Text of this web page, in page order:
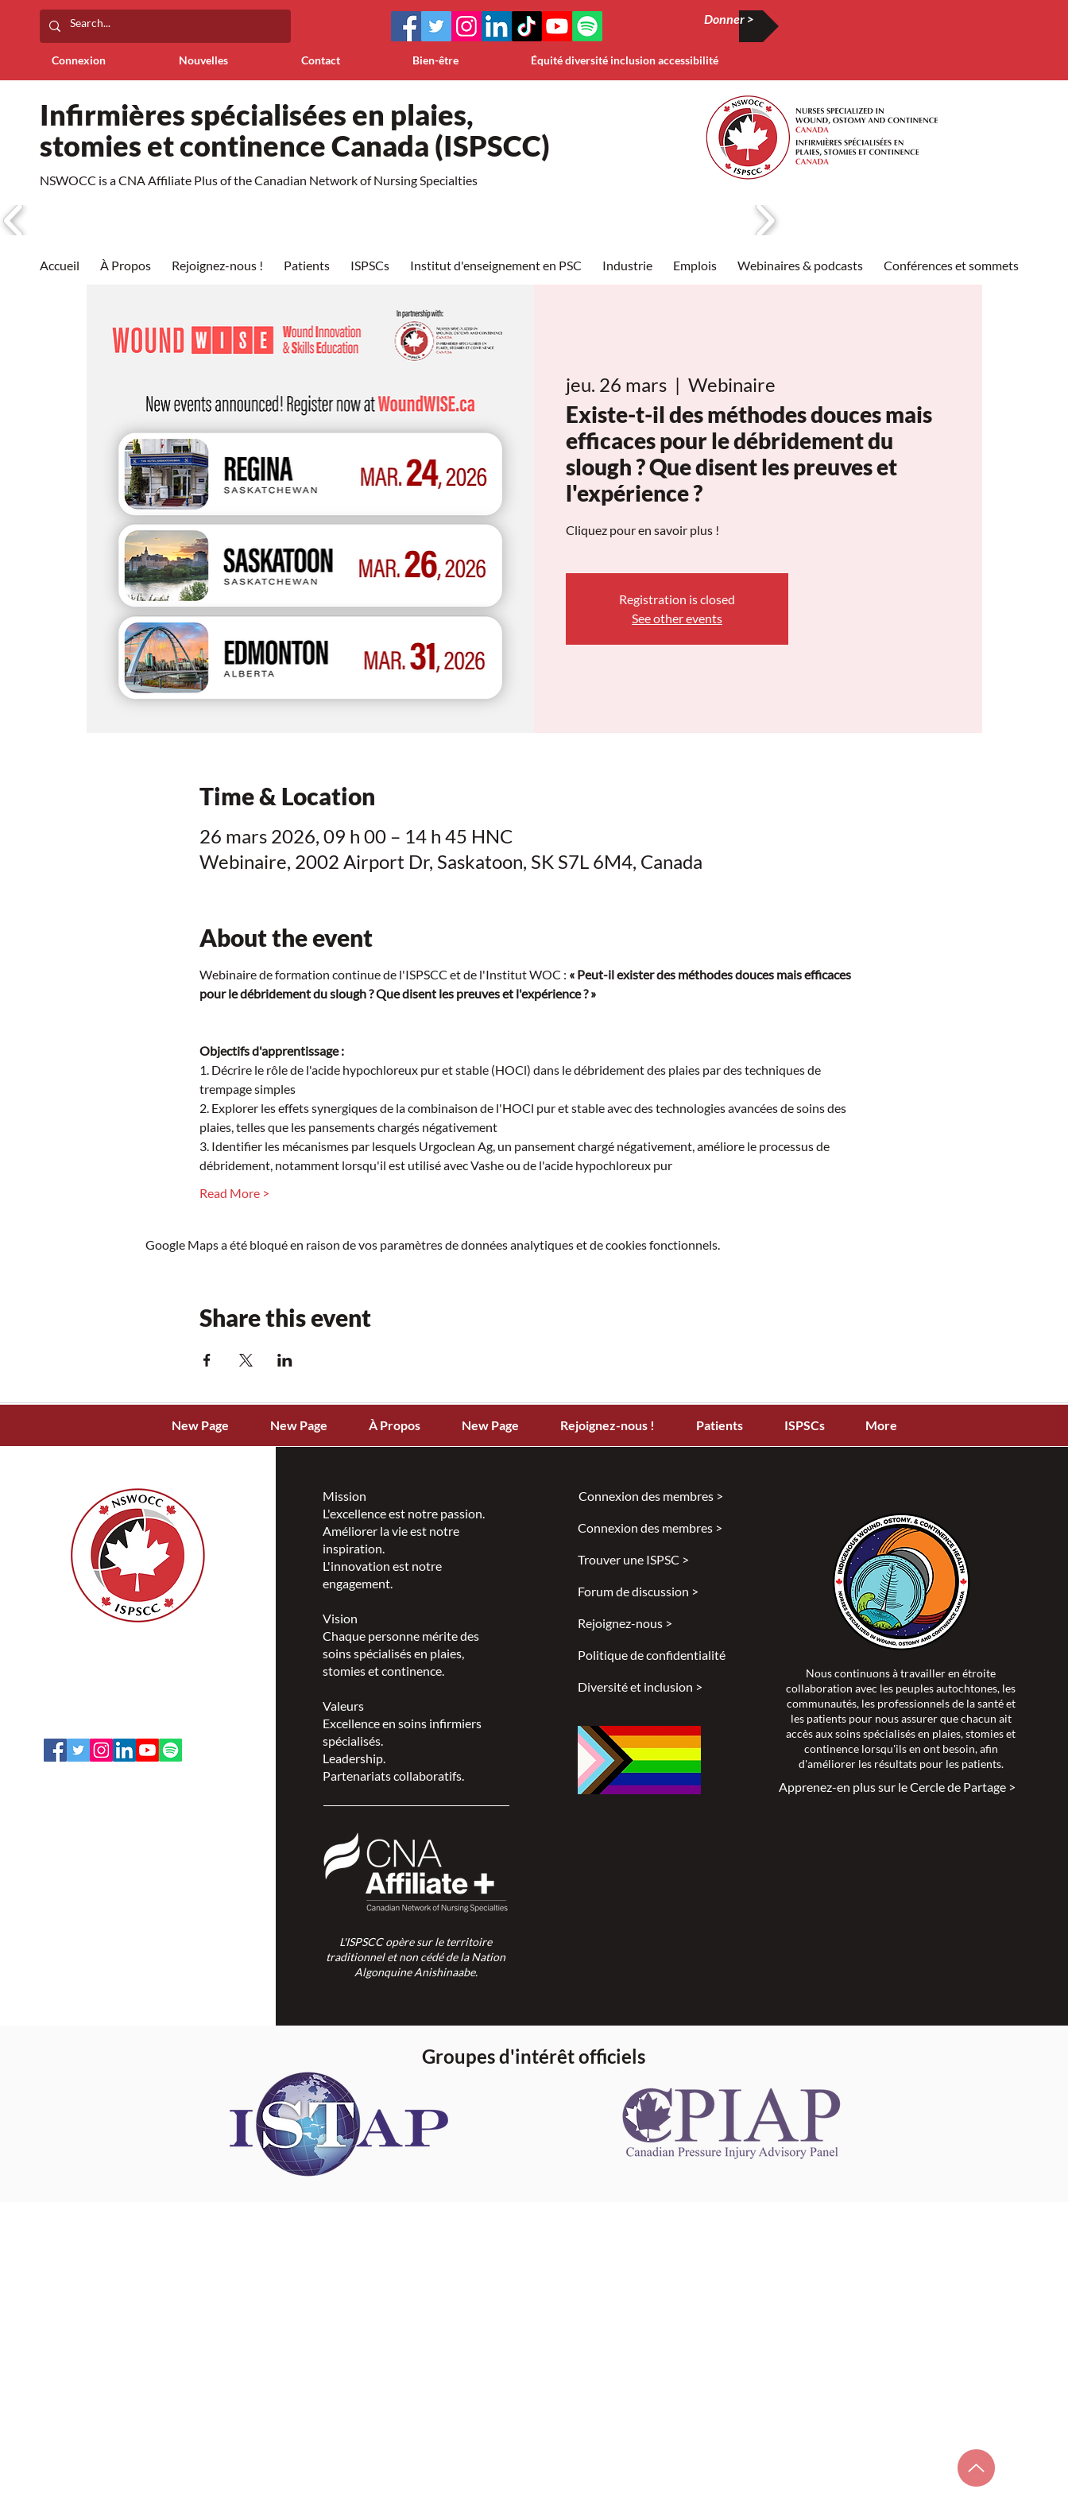
Donner >
Connexion Nouvelles Contact Bien-être Équité diversité inclusion accessibilité
Infirmières spécialisées en plaies,
stomies et continence Canada (ISPSCC)
NSWOCC is a CNA Affiliate Plus of the Canadian Network of Nursing Specialties
Accueil À Propos Rejoignez-nous ! Patients ISPSCs Institut d'enseignement en PSC Industrie Emplois Webinaires & podcasts Conférences et sommets
jeu. 26 mars
  |
Webinaire
Existe-t-il des méthodes douces mais
efficaces pour le débridement du
slough ? Que disent les preuves et
l'expérience ?
Cliquez pour en savoir plus !
Registration is closed
See other events
Time & Location
26 mars 2026, 09 h 00 – 14 h 45 HNC
Webinaire, 2002 Airport Dr, Saskatoon, SK S7L 6M4, Canada
About the event
Webinaire de formation continue de l'ISPSCC et de l'Institut WOC : « Peut-il exister des méthodes douces mais efficaces
pour le débridement du slough ? Que disent les preuves et l'expérience ? »
Objectifs d'apprentissage :
1. Décrire le rôle de l'acide hypochloreux pur et stable (HOCl) dans le débridement des plaies par des techniques de
trempage simples
2. Explorer les effets synergiques de la combinaison de l'HOCl pur et stable avec des technologies avancées de soins des
plaies, telles que les pansements chargés négativement
3. Identifier les mécanismes par lesquels Urgoclean Ag, un pansement chargé négativement, améliore le processus de
débridement, notamment lorsqu'il est utilisé avec Vashe ou de l'acide hypochloreux pur
Read More >
Google Maps a été bloqué en raison de vos paramètres de données analytiques et de cookies fonctionnels.
Share this event
New Page New Page À Propos New Page Rejoignez-nous ! Patients ISPSCs More
Mission
L'excellence est notre passion.
Améliorer la vie est notre
inspiration.
L'innovation est notre
engagement.
Vision
Chaque personne mérite des
soins spécialisés en plaies,
stomies et continence.
Valeurs
Excellence en soins infirmiers
spécialisés.
Leadership.
Partenariats collaboratifs.
L'ISPSCC opère sur le territoire
traditionnel et non cédé de la Nation
Algonquine Anishinaabe.
Connexion des membres >
Connexion des membres >
Trouver une ISPSC >
Forum de discussion >
Rejoignez-nous >
Politique de confidentialité >
Diversité et inclusion >
Nous continuons à travailler en étroite
collaboration avec les peuples autochtones, les
communautés, les professionnels de la santé et
les patients pour nous assurer que chacun ait
accès aux soins spécialisés en plaies, stomies et
continence lorsqu'ils en ont besoin, afin
d'améliorer les résultats pour les patients.
Apprenez-en plus sur le Cercle de Partage >
Groupes d'intérêt officiels